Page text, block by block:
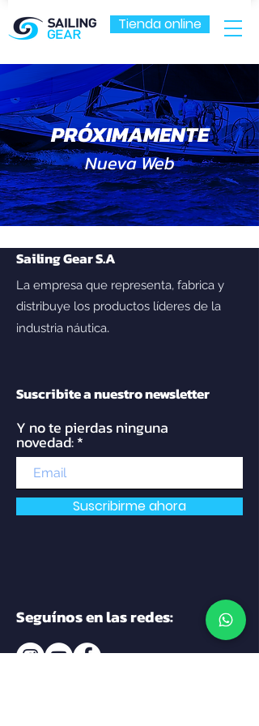
Tienda online
PRÓXIMAMENTE
Nueva Web
Sailing Gear S.A
La empresa que representa, fabrica y
distribuye los productos líderes de la
industria náutica.
Suscribite a nuestro newsletter
Y no te pierdas ninguna
novedad:
Suscribirme ahora
Seguínos en las redes: